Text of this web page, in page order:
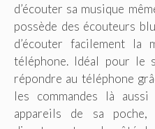
d’écouter sa musique
possède des écouteurs
d’écouter facilement la
téléphone. Idéal pour le
répondre au téléphone
les commandes là
appareils de sa